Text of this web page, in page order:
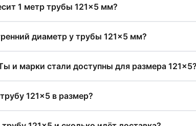
1 метр трубы 121×5 мм?
диаметр у трубы 121×5 мм?
и марки стали доступны для размера
121×5 в размер?